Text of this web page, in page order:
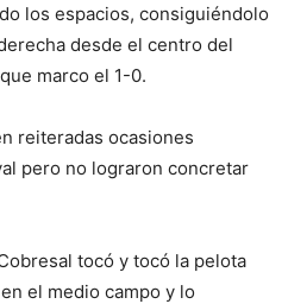
los espacios, consiguiéndolo
desde el centro del
marco el 1-0.
reiteradas ocasiones
pero no lograron concretar
tocó y tocó la pelota
el medio campo y lo